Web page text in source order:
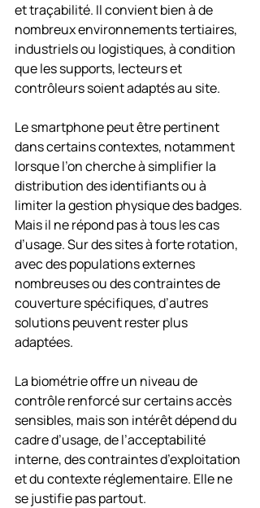
et traçabilité. Il convient bien à de
nombreux environnements tertiaires,
industriels ou logistiques, à condition
que les supports, lecteurs et
contrôleurs soient adaptés au site.
Le smartphone peut être pertinent
dans certains contextes, notamment
lorsque l’on cherche à simplifier la
distribution des identifiants ou à
limiter la gestion physique des badges.
Mais il ne répond pas à tous les cas
d’usage. Sur des sites à forte rotation,
avec des populations externes
nombreuses ou des contraintes de
couverture spécifiques, d’autres
solutions peuvent rester plus
adaptées.
La biométrie offre un niveau de
contrôle renforcé sur certains accès
sensibles, mais son intérêt dépend du
cadre d’usage, de l’acceptabilité
interne, des contraintes d’exploitation
et du contexte réglementaire. Elle ne
se justifie pas partout.